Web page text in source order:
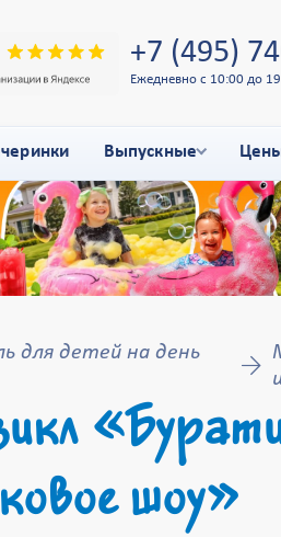
+7 (495)
Ежедневно с 10:00 до
Выпускные
для детей на день
шоу»